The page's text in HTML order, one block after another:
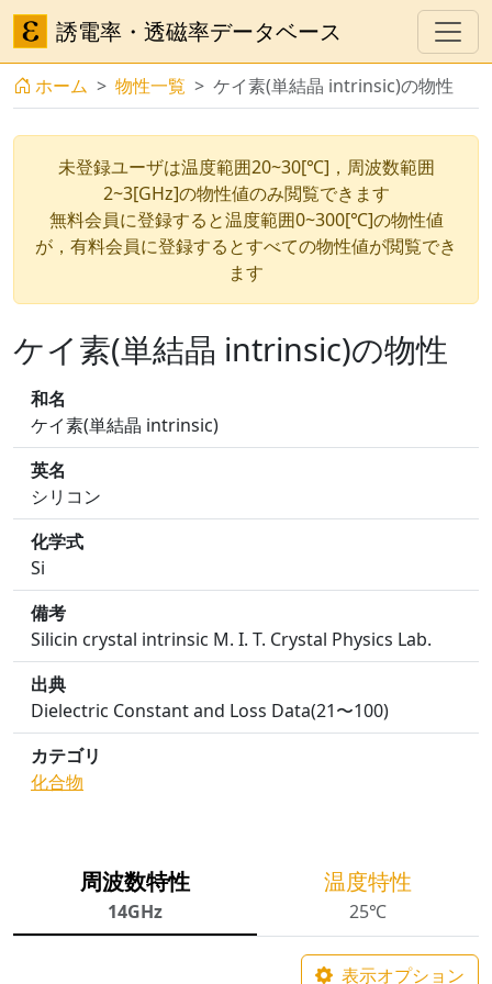
誘電率・透磁率データベース
ホーム 物性一覧 ケイ素(単結晶 intrinsic)の物性
未登録ユーザは温度範囲20~30[℃]，周波数範囲
2~3[GHz]の物性値のみ閲覧できます
無料会員に登録すると温度範囲0~300[℃]の物性値
が，有料会員に登録するとすべての物性値が閲覧でき
ます
ケイ素(単結晶 intrinsic)の物性
和名
ケイ素(単結晶 intrinsic)
英名
シリコン
化学式
Si
備考
Silicin crystal intrinsic M. I. T. Crystal Physics Lab.
出典
Dielectric Constant and Loss Data(21〜100)
カテゴリ
化合物
周波数特性
14GHz
温度特性
25℃
表示オプション